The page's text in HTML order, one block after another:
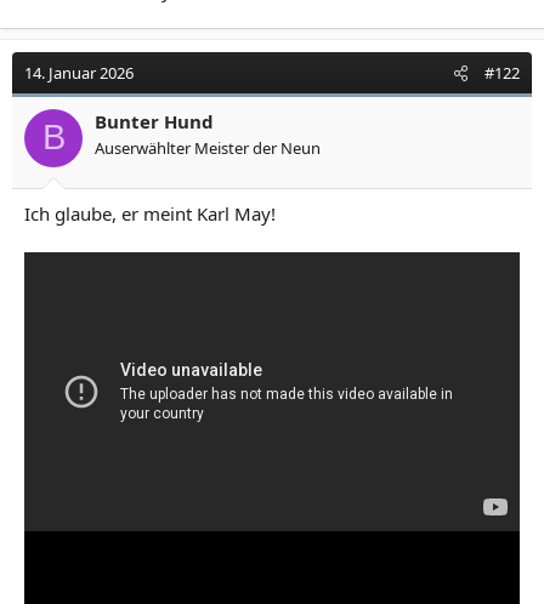
14. Januar 2026 #122
B Bunter Hund
Auserwählter Meister der Neun
Ich glaube, er meint Karl May!